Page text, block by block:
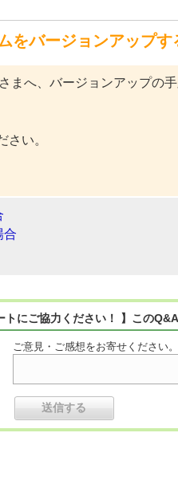
をバージョンアップす
へ、バージョンアップの手
さい。
合
にご協力ください！ 】この
ご意見・ご感想をお寄せください。